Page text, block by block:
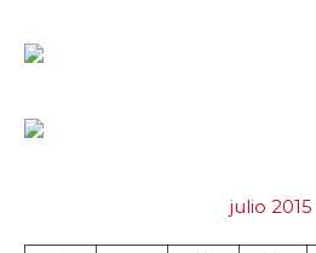
julio 2015